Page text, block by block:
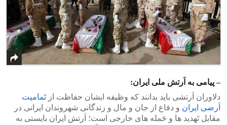
– پیامی به اَرتش ملی ایران:
دلاوران اَرتشی باید بدانند که وظیفه ایشان حفاظت ازتَمامیت
اَرضی ایران و دفاع از جان و مال و زندگانی شهروندان ایرانی در
مقابل تَهدید ها و حَمله های خارجی است؛ اَرتش ایران بایستی به